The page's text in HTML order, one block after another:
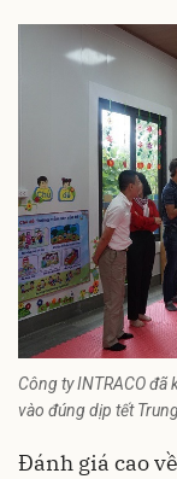
Công ty INTRACO
vào đúng dịp tết
Đánh giá cao